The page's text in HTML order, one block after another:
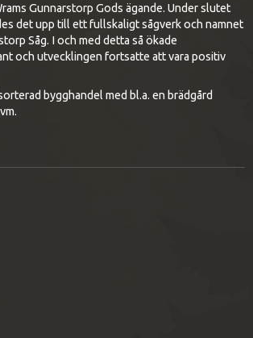
Gunnarstorp Gods ägande. Under slutet
det upp till ett fullskaligt sågverk och namnet
Såg. I och med detta så ökade
och utvecklingen fortsatte att vara positiv
bygghandel med bl.a. en brädgård